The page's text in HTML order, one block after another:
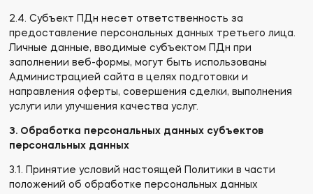
2.4. Субъект ПДн несет ответственность за
предоставление персональных данных третьего лица.
Личные данные, вводимые субъектом ПДн при
заполнении веб-формы, могут быть использованы
Администрацией сайта в целях подготовки и
направления оферты, совершения сделки, выполнения
услуги или улучшения качества услуг.
3. Обработка персональных данных субъектов
персональных данных
3.1. Принятие условий настоящей Политики в части
положений об обработке персональных данных